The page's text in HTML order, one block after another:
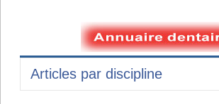
Articles par discipline